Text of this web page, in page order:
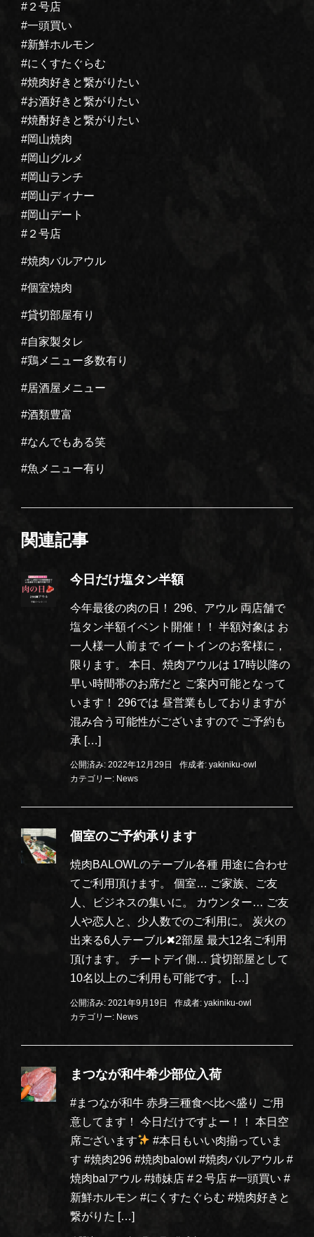
#２号店
#一頭買い
#新鮮ホルモン
#にくすたぐらむ
#焼肉好きと繋がりたい
#お酒好きと繋がりたい
#焼酎好きと繋がりたい
#岡山焼肉
#岡山グルメ
#岡山ランチ
#岡山ディナー
#岡山デート
#２号店
#焼肉バルアウル
#個室焼肉
#貸切部屋有り
#自家製タレ
#鶏メニュー多数有り
#居酒屋メニュー
#酒類豊富
#なんでもある笑
#魚メニュー有り
関連記事
今日だけ塩タン半額
今年最後の肉の日！ 296、アウル 両店舗で
塩タン半額イベント開催！！ 半額対象は お
一人様一人前まで イートインのお客様に，
限ります。 本日、焼肉アウルは 17時以降の
早い時間帯のお席だと ご案内可能となって
います！ 296では 昼営業もしておりますが
混み合う可能性がございますので ご予約も
承 […]
公開済み: 2022年12月29日 作成者: yakiniku-owl
カテゴリー: News
個室のご予約承ります
焼肉BALOWLのテーブル各種 用途に合わせ
てご利用頂けます。 個室… ご家族、ご友
人、ビジネスの集いに。 カウンター… ご友
人や恋人と、少人数でのご利用に。 炭火の
出来る6人テーブル✖︎2部屋 最大12名ご利用
頂けます。 チートデイ側… 貸切部屋として
10名以上のご利用も可能です。 […]
公開済み: 2021年9月19日 作成者: yakiniku-owl
カテゴリー: News
まつなが和牛希少部位入荷
#まつなが和牛 赤身三種食べ比べ盛り ご用
意してます！ 今日だけですよー！！ 本日空
席ございます
#本日もいい肉揃っていま
す #焼肉296 #焼肉balowl #焼肉バルアウル #
焼肉balアウル #姉妹店 #２号店 #一頭買い #
新鮮ホルモン #にくすたぐらむ #焼肉好きと
繋がりた […]